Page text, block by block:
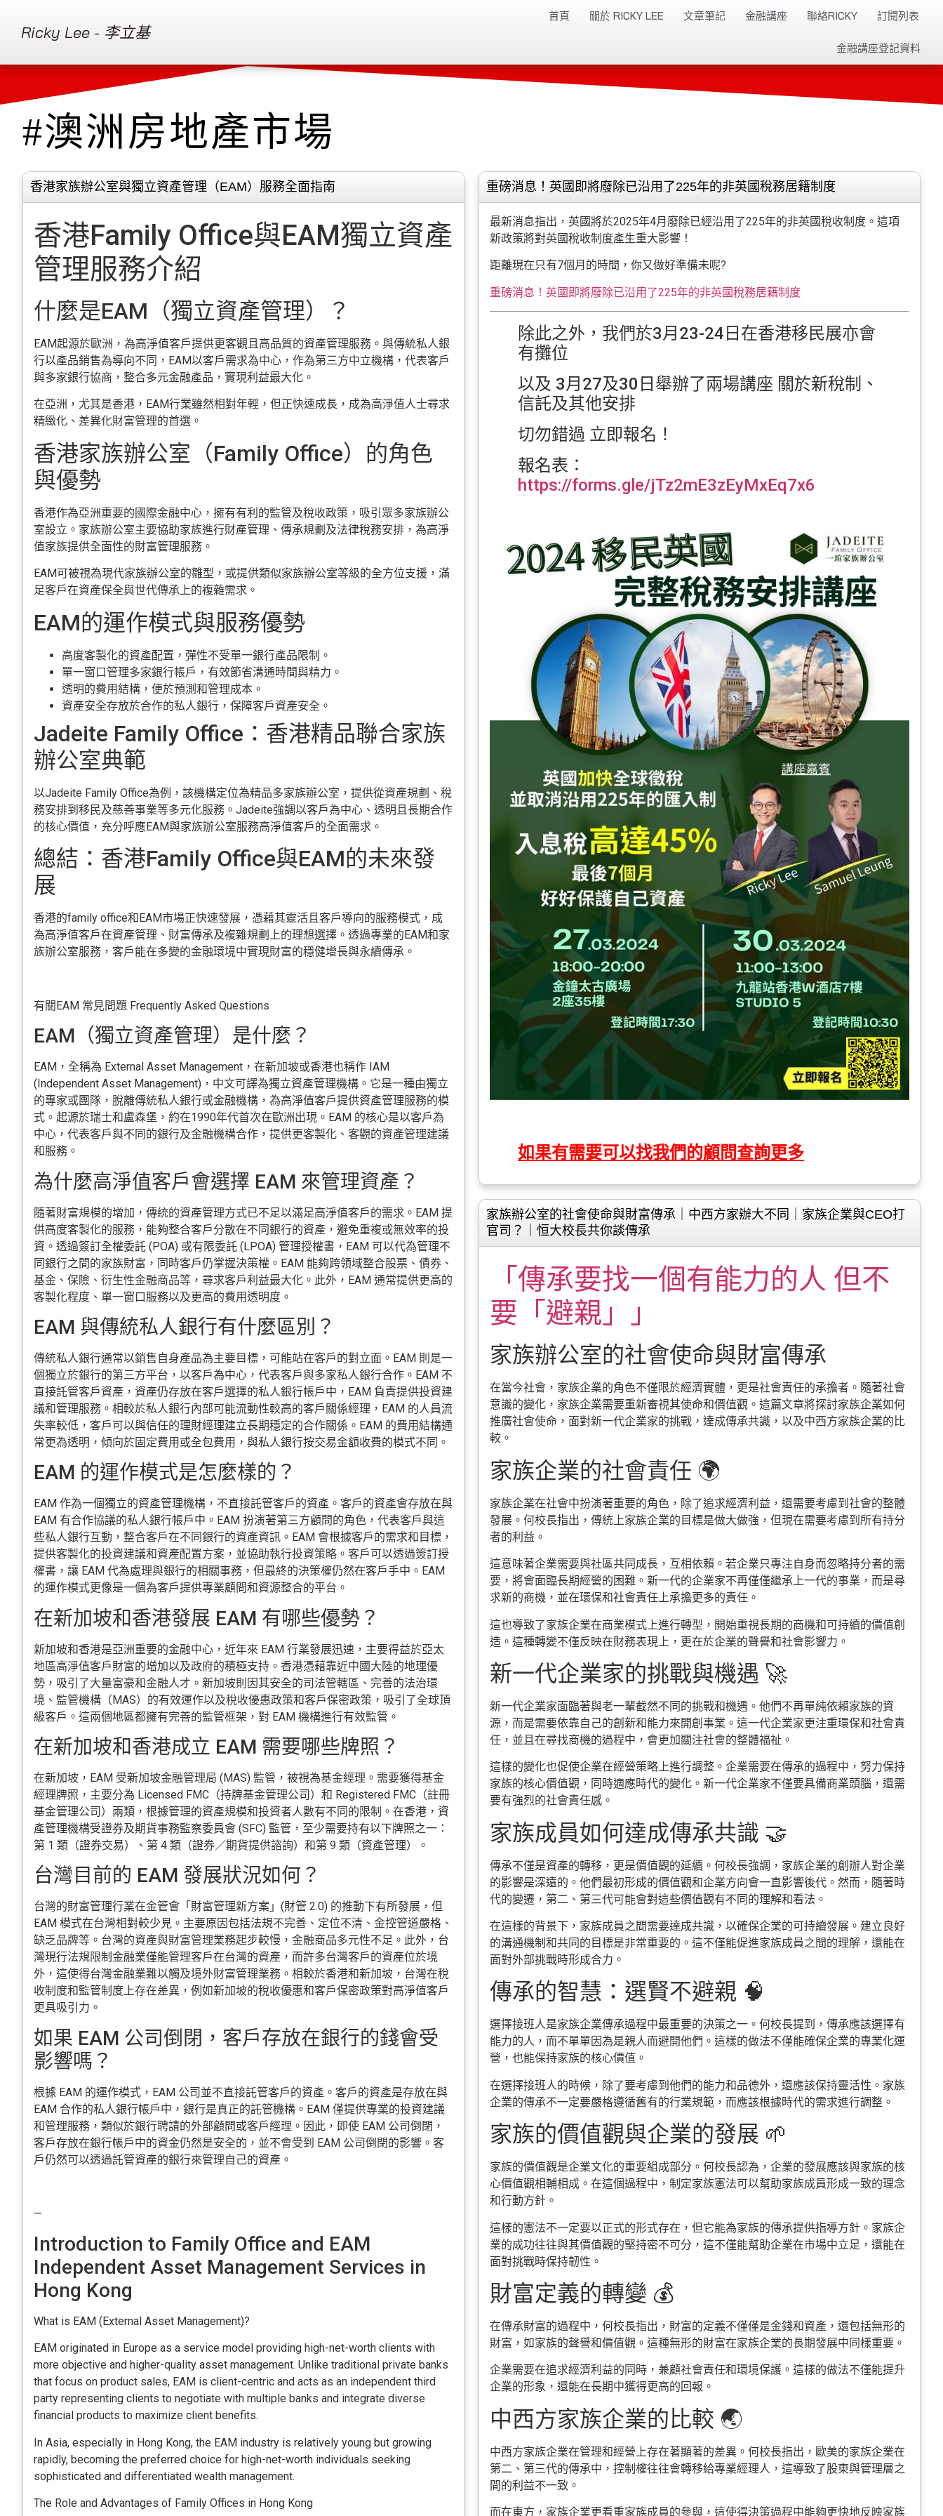
Ricky Lee - 李立基
首頁 關於 RICKY LEE 文章筆記 金融講座 聯絡RICKY 訂閱列表
金融講座登記資料
#澳洲房地產市場
香港家族辦公室與獨立資產管理（EAM）服務全面指南
香港Family Office與EAM獨立資產
管理服務介紹
什麼是EAM（獨立資產管理）？
EAM起源於歐洲，為高淨值客戶提供更客觀且高品質的資產管理服務。與傳統私人銀
行以產品銷售為導向不同，EAM以客戶需求為中心，作為第三方中立機構，代表客戶
與多家銀行協商，整合多元金融產品，實現利益最大化。
在亞洲，尤其是香港，EAM行業雖然相對年輕，但正快速成長，成為高淨值人士尋求
精緻化、差異化財富管理的首選。
香港家族辦公室（Family Office）的角色
與優勢
香港作為亞洲重要的國際金融中心，擁有有利的監管及稅收政策，吸引眾多家族辦公
室設立。家族辦公室主要協助家族進行財產管理、傳承規劃及法律稅務安排，為高淨
值家族提供全面性的財富管理服務。
EAM可被視為現代家族辦公室的雛型，或提供類似家族辦公室等級的全方位支援，滿
足客戶在資產保全與世代傳承上的複雜需求。
EAM的運作模式與服務優勢
高度客製化的資產配置，彈性不受單一銀行產品限制。
單一窗口管理多家銀行帳戶，有效節省溝通時間與精力。
透明的費用結構，便於預測和管理成本。
資產安全存放於合作的私人銀行，保障客戶資產安全。
Jadeite Family Office：香港精品聯合家族
辦公室典範
以Jadeite Family Office為例，該機構定位為精品多家族辦公室，提供從資產規劃、稅
務安排到移民及慈善事業等多元化服務。Jadeite強調以客戶為中心、透明且長期合作
的核心價值，充分呼應EAM與家族辦公室服務高淨值客戶的全面需求。
總結：香港Family Office與EAM的未來發
展
香港的family office和EAM市場正快速發展，憑藉其靈活且客戶導向的服務模式，成
為高淨值客戶在資產管理、財富傳承及複雜規劃上的理想選擇。透過專業的EAM和家
族辦公室服務，客戶能在多變的金融環境中實現財富的穩健增長與永續傳承。
有關EAM 常見問題 Frequently Asked Questions
EAM（獨立資產管理）是什麼？
EAM，全稱為 External Asset Management，在新加坡或香港也稱作 IAM
(Independent Asset Management)，中文可譯為獨立資產管理機構。它是一種由獨立
的專家或團隊，脫離傳統私人銀行或金融機構，為高淨值客戶提供資產管理服務的模
式。起源於瑞士和盧森堡，約在1990年代首次在歐洲出現。EAM 的核心是以客戶為
中心，代表客戶與不同的銀行及金融機構合作，提供更客製化、客觀的資產管理建議
和服務。
為什麼高淨值客戶會選擇 EAM 來管理資產？
隨著財富規模的增加，傳統的資產管理方式已不足以滿足高淨值客戶的需求。EAM 提
供高度客製化的服務，能夠整合客戶分散在不同銀行的資產，避免重複或無效率的投
資。透過簽訂全權委託 (POA) 或有限委託 (LPOA) 管理授權書，EAM 可以代為管理不
同銀行之間的家族財富，同時客戶仍掌握決策權。EAM 能夠跨領域整合股票、債券、
基金、保險、衍生性金融商品等，尋求客戶利益最大化。此外，EAM 通常提供更高的
客製化程度、單一窗口服務以及更高的費用透明度。
EAM 與傳統私人銀行有什麼區別？
傳統私人銀行通常以銷售自身產品為主要目標，可能站在客戶的對立面。EAM 則是一
個獨立於銀行的第三方平台，以客戶為中心，代表客戶與多家私人銀行合作。EAM 不
直接託管客戶資產，資產仍存放在客戶選擇的私人銀行帳戶中，EAM 負責提供投資建
議和管理服務。相較於私人銀行內部可能流動性較高的客戶關係經理，EAM 的人員流
失率較低，客戶可以與信任的理財經理建立長期穩定的合作關係。EAM 的費用結構通
常更為透明，傾向於固定費用或全包費用，與私人銀行按交易金額收費的模式不同。
EAM 的運作模式是怎麼樣的？
EAM 作為一個獨立的資產管理機構，不直接託管客戶的資產。客戶的資產會存放在與
EAM 有合作協議的私人銀行帳戶中。EAM 扮演著第三方顧問的角色，代表客戶與這
些私人銀行互動，整合客戶在不同銀行的資產資訊。EAM 會根據客戶的需求和目標，
提供客製化的投資建議和資產配置方案，並協助執行投資策略。客戶可以透過簽訂授
權書，讓 EAM 代為處理與銀行的相關事務，但最終的決策權仍然在客戶手中。EAM
的運作模式更像是一個為客戶提供專業顧問和資源整合的平台。
在新加坡和香港發展 EAM 有哪些優勢？
新加坡和香港是亞洲重要的金融中心，近年來 EAM 行業發展迅速，主要得益於亞太
地區高淨值客戶財富的增加以及政府的積極支持。香港憑藉靠近中國大陸的地理優
勢，吸引了大量富豪和金融人才。新加坡則因其安全的司法管轄區、完善的法治環
境、監管機構（MAS）的有效運作以及稅收優惠政策和客戶保密政策，吸引了全球頂
級客戶。這兩個地區都擁有完善的監管框架，對 EAM 機構進行有效監管。
在新加坡和香港成立 EAM 需要哪些牌照？
在新加坡，EAM 受新加坡金融管理局 (MAS) 監管，被視為基金經理。需要獲得基金
經理牌照，主要分為 Licensed FMC（持牌基金管理公司）和 Registered FMC（註冊
基金管理公司）兩類，根據管理的資產規模和投資者人數有不同的限制。在香港，資
產管理機構受證券及期貨事務監察委員會 (SFC) 監管，至少需要持有以下牌照之一：
第 1 類（證券交易）、第 4 類（證券／期貨提供諮詢）和第 9 類（資產管理）。
台灣目前的 EAM 發展狀況如何？
台灣的財富管理行業在金管會「財富管理新方案」(財管 2.0) 的推動下有所發展，但
EAM 模式在台灣相對較少見。主要原因包括法規不完善、定位不清、金控管道嚴格、
缺乏品牌等。台灣的資產與財富管理業務起步較慢，金融商品多元性不足。此外，台
灣現行法規限制金融業僅能管理客戶在台灣的資產，而許多台灣客戶的資產位於境
外，這使得台灣金融業難以觸及境外財富管理業務。相較於香港和新加坡，台灣在稅
收制度和監管制度上存在差異，例如新加坡的稅收優惠和客戶保密政策對高淨值客戶
更具吸引力。
如果 EAM 公司倒閉，客戶存放在銀行的錢會受
影響嗎？
根據 EAM 的運作模式，EAM 公司並不直接託管客戶的資產。客戶的資產是存放在與
EAM 合作的私人銀行帳戶中，銀行是真正的託管機構。EAM 僅提供專業的投資建議
和管理服務，類似於銀行聘請的外部顧問或客戶經理。因此，即使 EAM 公司倒閉，
客戶存放在銀行帳戶中的資金仍然是安全的，並不會受到 EAM 公司倒閉的影響。客
戶仍然可以透過託管資產的銀行來管理自己的資產。
—
Introduction to Family Office and EAM
Independent Asset Management Services in
Hong Kong
What is EAM (External Asset Management)?
EAM originated in Europe as a service model providing high-net-worth clients with
more objective and higher-quality asset management. Unlike traditional private banks
that focus on product sales, EAM is client-centric and acts as an independent third
party representing clients to negotiate with multiple banks and integrate diverse
financial products to maximize client benefits.
In Asia, especially in Hong Kong, the EAM industry is relatively young but growing
rapidly, becoming the preferred choice for high-net-worth individuals seeking
sophisticated and differentiated wealth management.
The Role and Advantages of Family Offices in Hong Kong
重磅消息！英國即將廢除已沿用了225年的非英國稅務居籍制度
最新消息指出，英國將於2025年4月廢除已經沿用了225年的非英國稅收制度。這項
新政策將對英國稅收制度產生重大影響！
距離現在只有7個月的時間，你又做好準備未呢?
重磅消息！英國即將廢除已沿用了225年的非英國稅務居籍制度
除此之外，我們於3月23-24日在香港移民展亦會
有攤位
以及 3月27及30日舉辦了兩場講座 關於新稅制、
信託及其他安排
切勿錯過 立即報名！
報名表：
https://forms.gle/jTz2mE3zEyMxEq7x6
如果有需要可以找我們的顧問查詢更多
家族辦公室的社會使命與財富傳承｜中西方家辦大不同｜家族企業與CEO打
官司？｜恒大校長共你談傳承
「傳承要找一個有能力的人 但不
要「避親」」
家族辦公室的社會使命與財富傳承
在當今社會，家族企業的角色不僅限於經濟實體，更是社會責任的承擔者。隨著社會
意識的變化，家族企業需要重新審視其使命和價值觀。這篇文章將探討家族企業如何
推廣社會使命，面對新一代企業家的挑戰，達成傳承共識，以及中西方家族企業的比
較。
家族企業的社會責任 🌍
家族企業在社會中扮演著重要的角色，除了追求經濟利益，還需要考慮到社會的整體
發展。何校長指出，傳統上家族企業的目標是做大做強，但現在需要考慮到所有持分
者的利益。
這意味著企業需要與社區共同成長，互相依賴。若企業只專注自身而忽略持分者的需
要，將會面臨長期經營的困難。新一代的企業家不再僅僅繼承上一代的事業，而是尋
求新的商機，並在環保和社會責任上承擔更多的責任。
這也導致了家族企業在商業模式上進行轉型，開始重視長期的商機和可持續的價值創
造。這種轉變不僅反映在財務表現上，更在於企業的聲譽和社會影響力。
新一代企業家的挑戰與機遇 🚀
新一代企業家面臨著與老一輩截然不同的挑戰和機遇。他們不再單純依賴家族的資
源，而是需要依靠自己的創新和能力來開創事業。這一代企業家更注重環保和社會責
任，並且在尋找商機的過程中，會更加關注社會的整體福祉。
這樣的變化也促使企業在經營策略上進行調整。企業需要在傳承的過程中，努力保持
家族的核心價值觀，同時適應時代的變化。新一代企業家不僅要具備商業頭腦，還需
要有強烈的社會責任感。
家族成員如何達成傳承共識 🤝
傳承不僅是資產的轉移，更是價值觀的延續。何校長強調，家族企業的創辦人對企業
的影響是深遠的。他們最初形成的價值觀和企業方向會一直影響後代。然而，隨著時
代的變遷，第二、第三代可能會對這些價值觀有不同的理解和看法。
在這樣的背景下，家族成員之間需要達成共識，以確保企業的可持續發展。建立良好
的溝通機制和共同的目標是非常重要的。這不僅能促進家族成員之間的理解，還能在
面對外部挑戰時形成合力。
傳承的智慧：選賢不避親 🧠
選擇接班人是家族企業傳承過程中最重要的決策之一。何校長提到，傳承應該選擇有
能力的人，而不單單因為是親人而避開他們。這樣的做法不僅能確保企業的專業化運
營，也能保持家族的核心價值。
在選擇接班人的時候，除了要考慮到他們的能力和品德外，還應該保持靈活性。家族
企業的傳承不一定要嚴格遵循舊有的行業規範，而應該根據時代的需求進行調整。
家族的價值觀與企業的發展 🌱
家族的價值觀是企業文化的重要組成部分。何校長認為，企業的發展應該與家族的核
心價值觀相輔相成。在這個過程中，制定家族憲法可以幫助家族成員形成一致的理念
和行動方針。
這樣的憲法不一定要以正式的形式存在，但它能為家族的傳承提供指導方針。家族企
業的成功往往與其價值觀的堅持密不可分，這不僅能幫助企業在市場中立足，還能在
面對挑戰時保持韌性。
財富定義的轉變 💰
在傳承財富的過程中，何校長指出，財富的定義不僅僅是金錢和資產，還包括無形的
財富，如家族的聲譽和價值觀。這種無形的財富在家族企業的長期發展中同樣重要。
企業需要在追求經濟利益的同時，兼顧社會責任和環境保護。這樣的做法不僅能提升
企業的形象，還能在長期中獲得更高的回報。
中西方家族企業的比較 🌏
中西方家族企業在管理和經營上存在著顯著的差異。何校長指出，歐美的家族企業在
第二、第三代的傳承中，控制權往往會轉移給專業經理人，這導致了股東與管理層之
間的利益不一致。
而在東方，家族企業更看重家族成員的參與，這使得決策過程中能夠更快地反映家族